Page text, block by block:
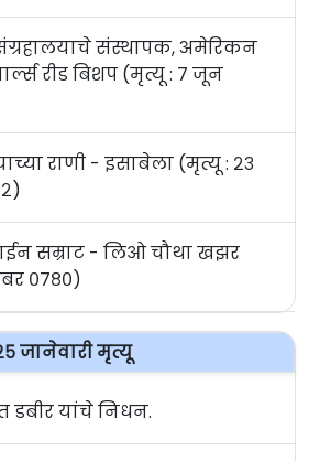
संस्थापक, अमेरिकन
रीड बिशप (मृत्यू : ७ जून
राणी - इसाबेला (मृत्यू : २३
सम्राट - लिओ चौथा खझर
०७८०)
जानेवारी मृत्यू
डबीर यांचे निधन.